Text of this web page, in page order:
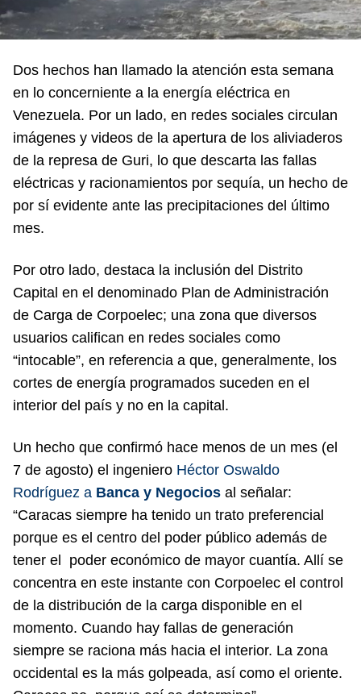
Dos hechos han llamado la atención esta semana
en lo concerniente a la energía eléctrica en
Venezuela. Por un lado, en redes sociales circulan
imágenes y videos de la apertura de los aliviaderos
de la represa de Guri, lo que descarta las fallas
eléctricas y racionamientos por sequía, un hecho de
por sí evidente ante las precipitaciones del último
mes.
Por otro lado, destaca la inclusión del Distrito
Capital en el denominado Plan de Administración
de Carga de Corpoelec; una zona que diversos
usuarios califican en redes sociales como
“intocable”, en referencia a que, generalmente, los
cortes de energía programados suceden en el
interior del país y no en la capital.
Un hecho que confirmó hace menos de un mes (el
7 de agosto) el ingeniero Héctor Oswaldo
Rodríguez a Banca y Negocios al señalar:
“Caracas siempre ha tenido un trato preferencial
porque es el centro del poder público además de
tener el poder económico de mayor cuantía. Allí se
concentra en este instante con Corpoelec el control
de la distribución de la carga disponible en el
momento. Cuando hay fallas de generación
siempre se raciona más hacia el interior. La zona
occidental es la más golpeada, así como el oriente.